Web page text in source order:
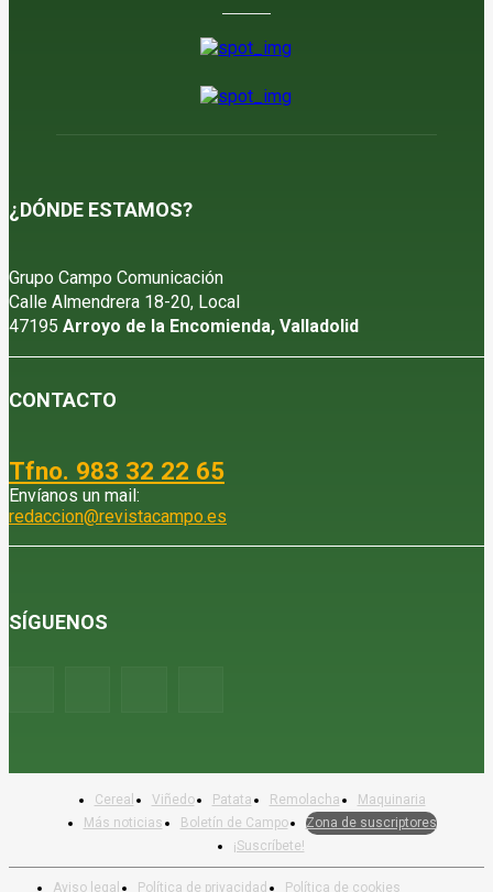
¿DÓNDE ESTAMOS?
Grupo Campo Comunicación
Calle Almendrera 18-20, Local
47195 Arroyo de la Encomienda, Valladolid
CONTACTO
Tfno. 983 32 22 65
Envíanos un mail:
redaccion@revistacampo.es
SÍGUENOS
Aviso legal Política de privacidad Política de cookies
Cereal Viñedo Patata Remolacha
Maquinaria
Más noticias
Boletín de Campo
Zona de suscriptores
¡Suscríbete!